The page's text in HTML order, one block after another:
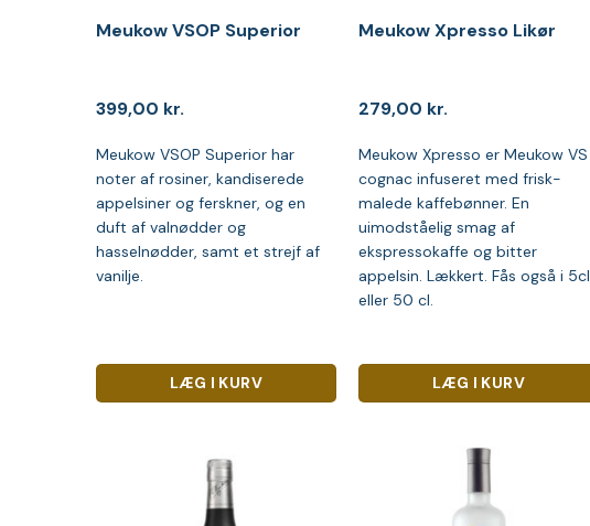
Meukow VSOP Superior
399,00 kr.
Meukow VSOP Superior har
noter af rosiner, kandiserede
appelsiner og ferskner, og en
duft af valnødder og
hasselnødder, samt et strejf af
vanilje.
LÆG I KURV
Meukow Xpresso Likør
279,00 kr.
Meukow Xpresso er Meukow VS
cognac infuseret med frisk-
malede kaffebønner. En
uimodståelig smag af
ekspressokaffe og bitter
appelsin. Lækkert. Fås også i 5cl
eller 50 cl.
LÆG I KURV